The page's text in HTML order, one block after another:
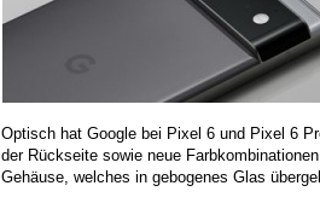
Optisch hat Google bei Pixel 6 und Pixel 6
der Rückseite sowie neue
Gehäuse, welches in gebogenes Glas